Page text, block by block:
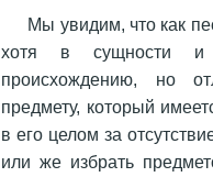
Мы увидим, что как
хотя в сущности и
происхождению, но
предмету, который
в его целом за
или же избрать